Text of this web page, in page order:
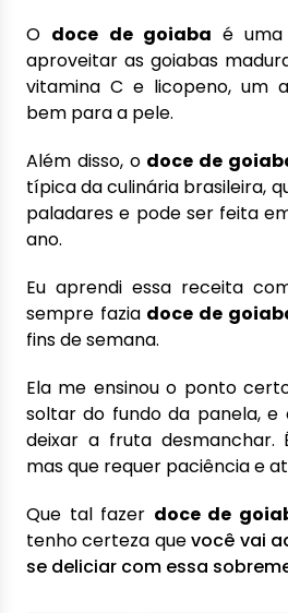
O doce de goiaba é
aproveitar as goiabas
vitamina C e licopeno, um
bem para a pele.
Além disso, o doce de
típica da culinária brasileira,
paladares e pode ser feita
ano.
Eu aprendi essa receita
sempre fazia doce de
fins de semana.
Ela me ensinou o ponto
soltar do fundo da panela,
deixar a fruta desmanchar.
mas que requer paciência e
Que tal fazer doce de
tenho certeza quevocê vai
se deliciar com essa